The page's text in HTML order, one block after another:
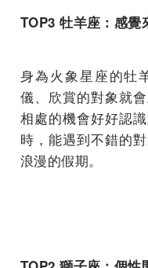
TOP3 牡羊座：感覺
身為火象星座的牡
儀、欣賞的對象就
相處的機會好好認
時，能遇到不錯的
浪漫的假期。